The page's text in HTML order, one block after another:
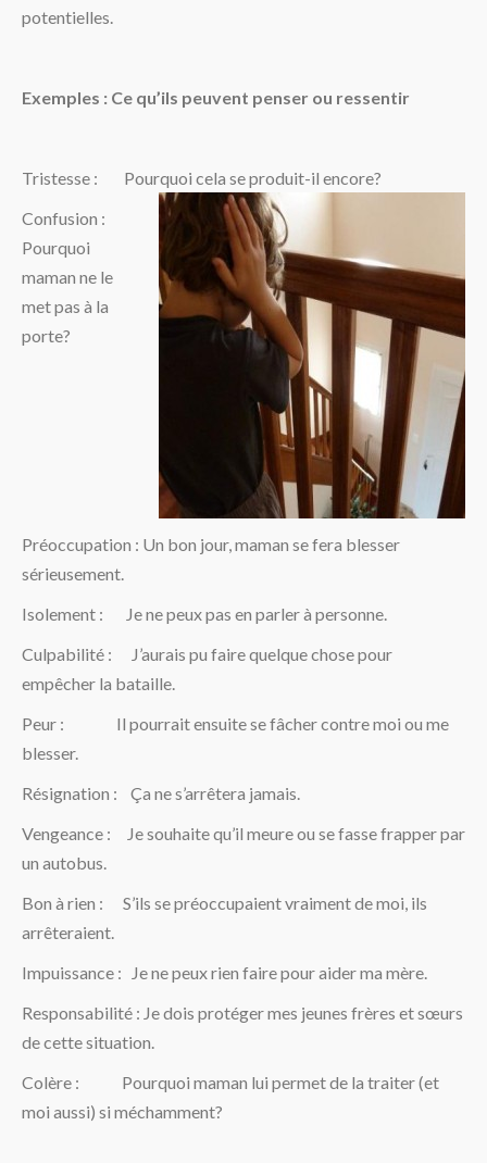
potentielles.
Exemples : Ce qu’ils peuvent penser ou ressentir
Tristesse : Pourquoi cela se produit-il encore?
Confusion :
Pourquoi
maman ne le
met pas à la
porte?
Préoccupation : Un bon jour, maman se fera blesser
sérieusement.
Isolement : Je ne peux pas en parler à personne.
Culpabilité : J’aurais pu faire quelque chose pour
empêcher la bataille.
Peur : Il pourrait ensuite se fâcher contre moi ou me
blesser.
Résignation : Ça ne s’arrêtera jamais.
Vengeance : Je souhaite qu’il meure ou se fasse frapper par
un autobus.
Bon à rien : S’ils se préoccupaient vraiment de moi, ils
arrêteraient.
Impuissance : Je ne peux rien faire pour aider ma mère.
Responsabilité : Je dois protéger mes jeunes frères et sœurs
de cette situation.
Colère : Pourquoi maman lui permet de la traiter (et
moi aussi) si méchamment?